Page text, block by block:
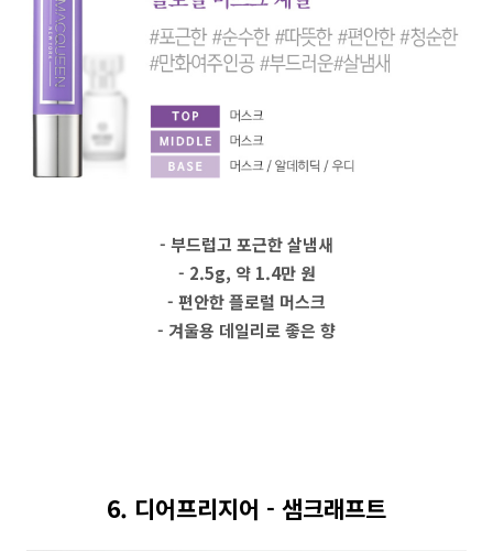
- 부드럽고 포근한 살냄새
- 2.5g, 약 1.4만 원
- 편안한 플로럴 머스크
- 겨울용 데일리로 좋은 향
6. 디어프리지어 - 샘크래프트